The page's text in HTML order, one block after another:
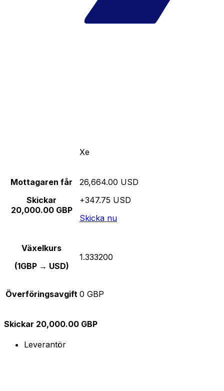
Xe
Mottagaren får
Skickar
20,000.00 GBP
26,664.00 USD
+347.75 USD
Skicka nu
Växelkurs
(1GBP → USD)
1.333200
Överföringsavgift 0 GBP
Skickar 20,000.00 GBP
Leverantör